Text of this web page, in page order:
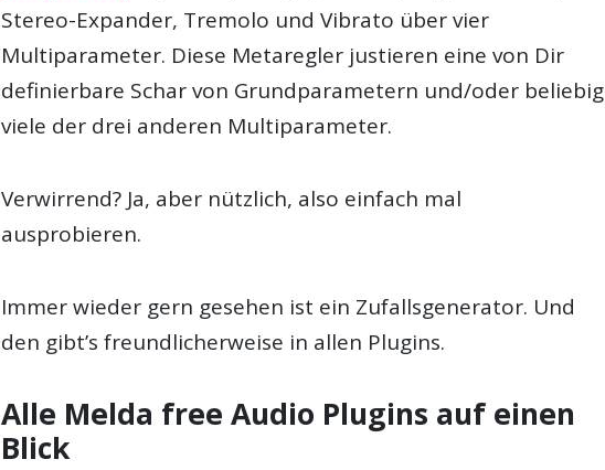
Stereo-Expander, Tremolo und Vibrato über vier
Multiparameter. Diese Metaregler justieren eine von Dir
definierbare Schar von Grundparametern und/oder beliebig
viele der drei anderen Multiparameter.
Verwirrend? Ja, aber nützlich, also einfach mal
ausprobieren.
Immer wieder gern gesehen ist ein Zufallsgenerator. Und
den gibt’s freundlicherweise in allen Plugins.
Alle Melda free Audio Plugins auf einen
Blick